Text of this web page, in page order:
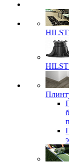
HILST
HILST